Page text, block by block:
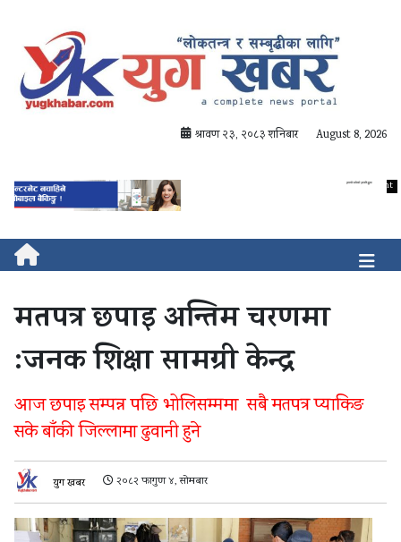
श्रावण २३, २०८३ शनिबार August 8, 2026
मतपत्र छपाइ अन्तिम चरणमा
:जनक शिक्षा सामग्री केन्द्र
आज छपाइ सम्पन्न पछि भोलिसम्ममा सबै मतपत्र प्याकिङ
सके बाँकी जिल्लामा ढुवानी हुने
युग खबर २०८२ फागुण ४, सोमबार